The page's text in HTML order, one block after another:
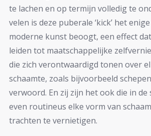
te lachen en op termijn volledig te
velen is deze puberale ‘kick’ het
moderne kunst beoogt, een effect
leiden tot maatschappelijke
die zich verontwaardigd tonen over
schaamte, zoals bijvoorbeeld
verwoord. En zij zijn het ook die in de
even routineus elke vorm van
trachten te vernietigen.